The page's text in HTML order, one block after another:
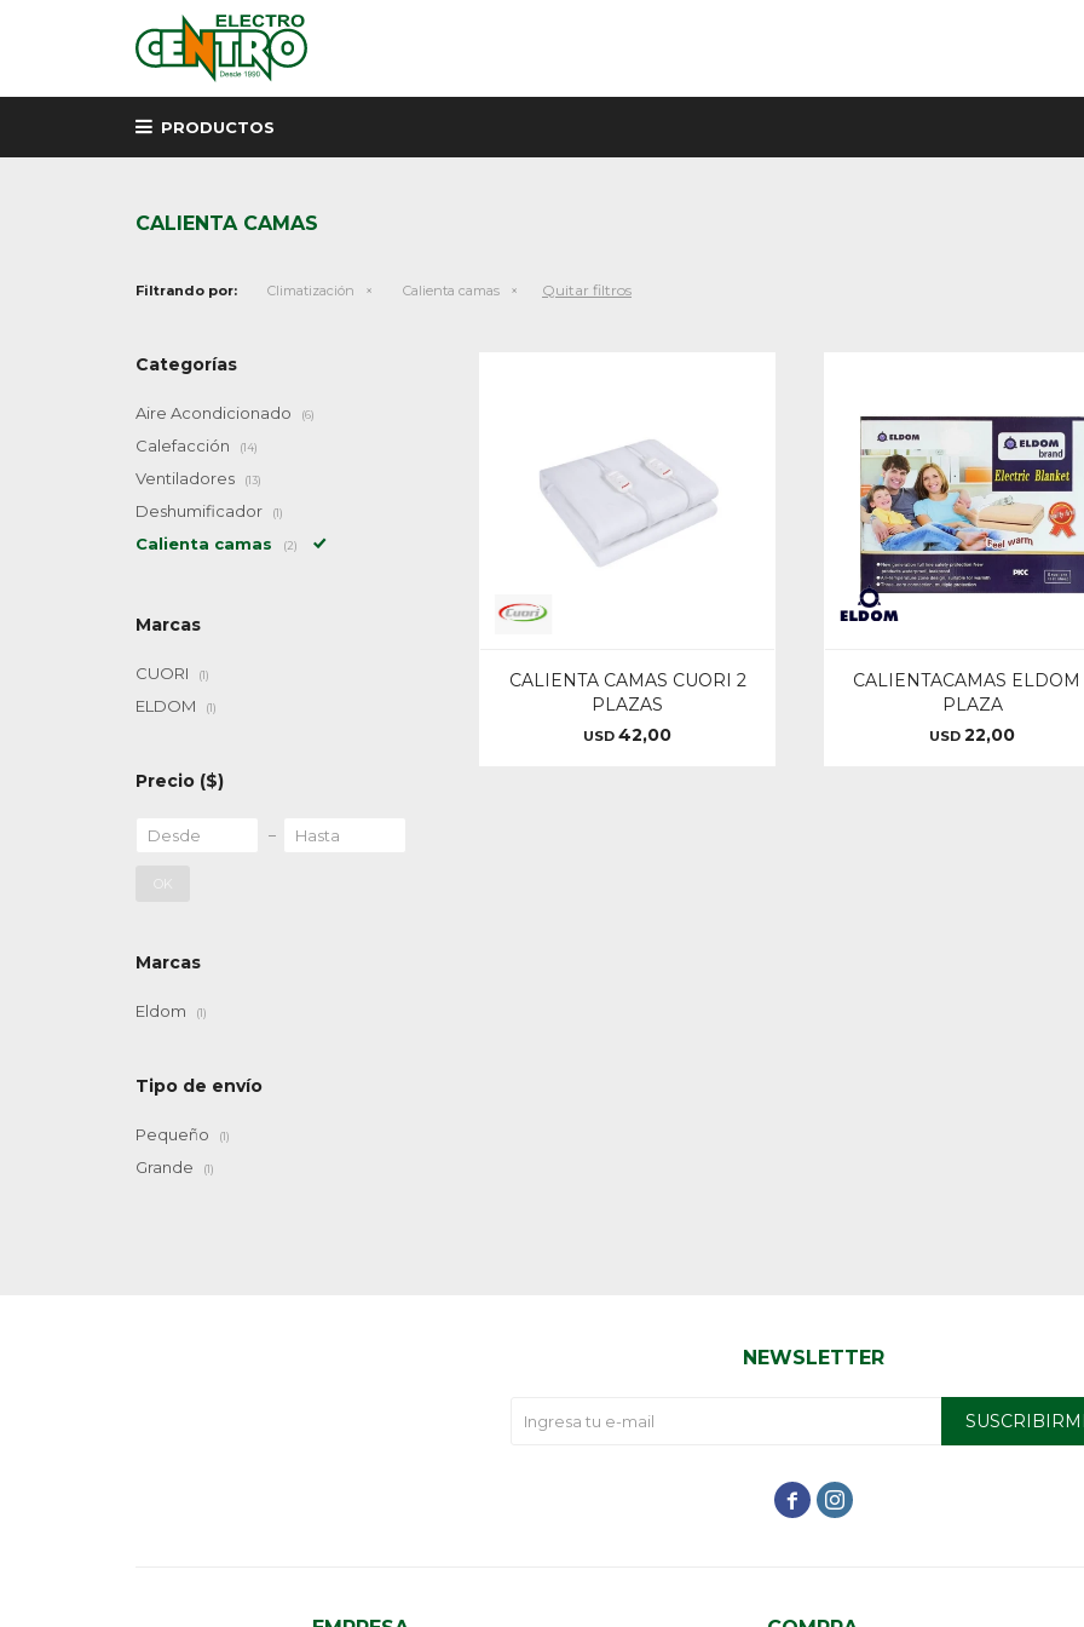
PRODUCTOS
CALIENTA CAMAS
Filtrando por: Climatización Calienta camas Quitar filtros
CALIENTA CAMAS CUORI 2
PLAZAS
USD 42,00
CALIENTACAMAS ELDOM
PLAZA
USD 22,00
Categorías
Aire Acondicionado (6)
Calefacción (14)
Ventiladores (13)
Deshumificador (1)
Calienta camas (2)
Marcas
CUORI (1)
ELDOM (1)
Precio ($)
OK
Marcas
Eldom (1)
Tipo de envío
Pequeño (1)
Grande (1)
NEWSLETTER
 